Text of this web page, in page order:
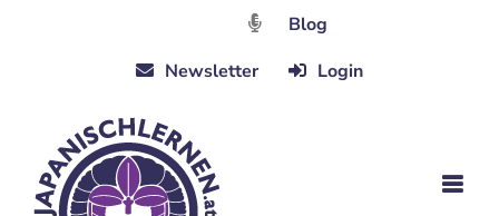
Blog
Newsletter
Login